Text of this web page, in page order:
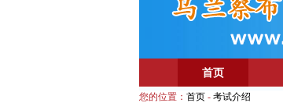
首页
您的位置： 首页 - 考试介绍